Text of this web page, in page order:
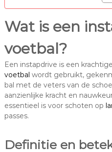
Wat is een
voetbal?
Een instapdrive is een
voetbal wordt gebruikt,
bal met de veters van de
aanzienlijke kracht en
essentieel is voor schoten op
passes.
Definitie en